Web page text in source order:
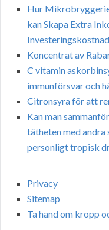
Hur
kan Skapa Extra
Koncentrat av
C vitamin
immunförsvar och
Citronsyra för att
Kan man
tätheten med
personligt tropisk
Privacy
Sitemap
Ta hand om kropp